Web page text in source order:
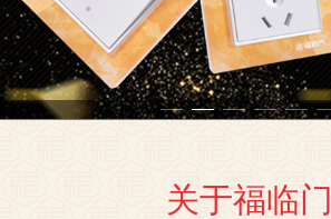
关于福临门